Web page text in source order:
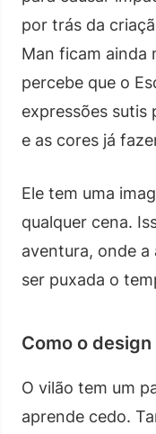
por trás da
Man ficam ainda
percebe que o
expressões sutis
e as cores já
Ele tem uma
qualquer cena.
aventura, onde
ser puxada o
Como o
O vilão tem um
aprende cedo.